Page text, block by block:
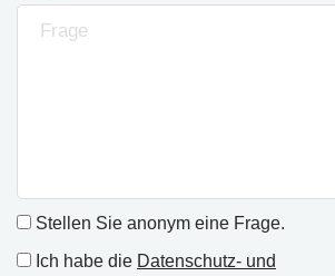
Stellen Sie anonym eine Frage.
Ich habe die Datenschutz- und